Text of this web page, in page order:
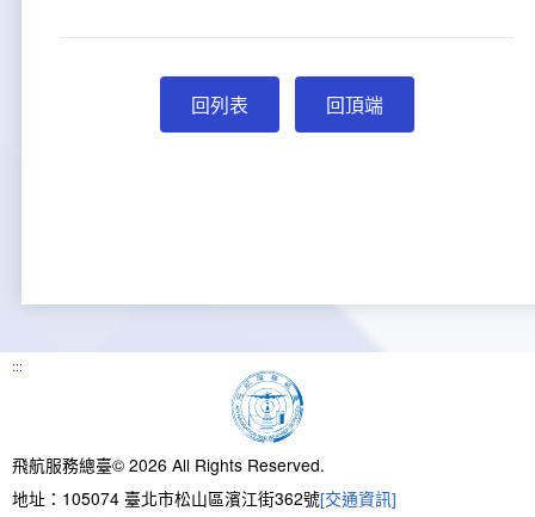
回頂端
:::
飛航服務總臺© 2026 All Rights Reserved.
地址：105074 臺北市松山區濱江街362號[交通資訊]